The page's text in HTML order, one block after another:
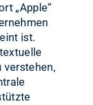
„Apple“
ist.
verstehen,